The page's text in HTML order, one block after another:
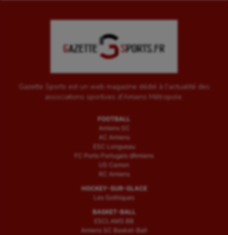
Gazette Sports est un web magazine dédié à l'actualité des
associations sportives d'Amiens Métropole.
FOOTBALL
Amiens SC
AC Amiens
ESC Longueau
FC Porto Portugais d’Amiens
US Camon
RC Amiens
HOCKEY-SUR-GLACE
Les Gothiques
BASKET-BALL
ESCLAMS BB
Amiens SC Basket-Ball